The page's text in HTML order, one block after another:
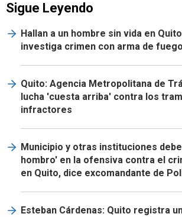
Sigue Leyendo
Hallan a un hombre sin vida en
investiga crimen con arma de fuego
Quito: Agencia Metropolitana de
lucha 'cuesta arriba' contra los
infractores
Municipio y otras instituciones
hombro' en la ofensiva contra el
en Quito, dice excomandante de
Esteban Cárdenas: Quito registra